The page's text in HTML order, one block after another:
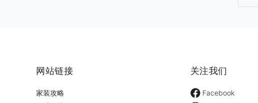
网站链接
家装攻略
关注我们
Facebook